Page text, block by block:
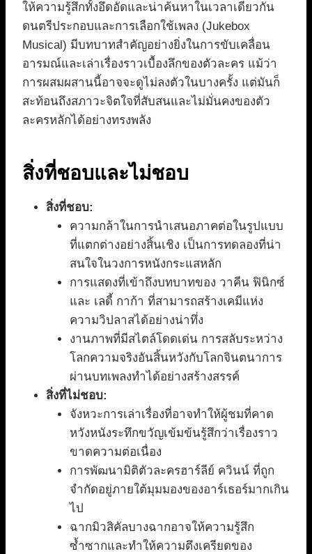
ให้ความรู้สึกทั้งอึดอัดและน่าค้นหาในเวลาเดียวกัน
ดนตรีประกอบและการเลือกใช้เพลง (Jukebox
Musical) มีบทบาทสำคัญอย่างยิ่งในการขับเคลื่อน
อารมณ์และเล่าเรื่องราวเบื้องลึกของตัวละคร แม้ว่า
การผสมผสานนี้อาจจะดูไม่ลงตัวในบางครั้ง แต่มันก็
สะท้อนถึงสภาวะจิตใจที่สับสนและไม่มั่นคงของตัว
ละครหลักได้อย่างทรงพลัง
สิ่งที่ชอบและไม่ชอบ
สิ่งที่ชอบ:
ความกล้าในการนำเสนอภาคต่อในรูปแบบ
ที่แตกต่างอย่างสิ้นเชิง เป็นการทดลองที่น่า
สนใจในวงการหนังกระแสหลัก
การแสดงที่เข้าถึงบทบาทของ วาคีน ฟินิกซ์
และ เลดี้ กาก้า ที่สามารถสร้างเคมีแห่ง
ความวิปลาสได้อย่างน่าทึ่ง
งานภาพที่มีสไตล์โดดเด่น การสลับระหว่าง
โลกความจริงอันสิ้นหวังกับโลกจินตนาการ
ผ่านบทเพลงทำได้อย่างสร้างสรรค์
สิ่งที่ไม่ชอบ:
จังหวะการเล่าเรื่องที่อาจทำให้ผู้ชมที่คาด
หวังหนังระทึกขวัญเข้มข้นรู้สึกว่าเรื่องราว
ขาดความต่อเนื่อง
การพัฒนามิติตัวละครฮาร์ลีย์ ควินน์ ที่ถูก
จำกัดอยู่ภายใต้มุมมองของอาร์เธอร์มากเกิน
ไป
ฉากมิวสิคัลบางฉากอาจให้ความรู้สึก
ซ้ำซากและทำให้ความตึงเครียดของ